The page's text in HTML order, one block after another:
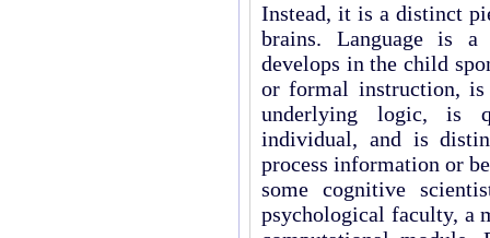
Instead, it is a distinct
brains. Language is
develops in the child
or formal instruction, is
underlying logic, is
individual, and is
process information or
some cognitive
psychological faculty, a